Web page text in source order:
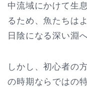
中流域にかけて生
るため、魚たちは
日陰になる深い淵
しかし、初心者の
の時期ならではの